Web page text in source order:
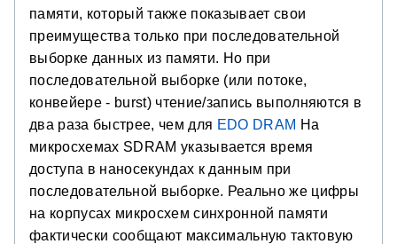
памяти, который также показывает свои
преимущества только при последовательной
выборке данных из памяти. Но при
последовательной выборке (или потоке,
конвейере - burst) чтение/запись выполняются в
два раза быстрее, чем для EDO DRAM На
микросхемах SDRAM указывается время
доступа в наносекундах к данным при
последовательной выборке. Реально же цифры
на корпусах микросхем синхронной памяти
фактически сообщают максимальную тактовую